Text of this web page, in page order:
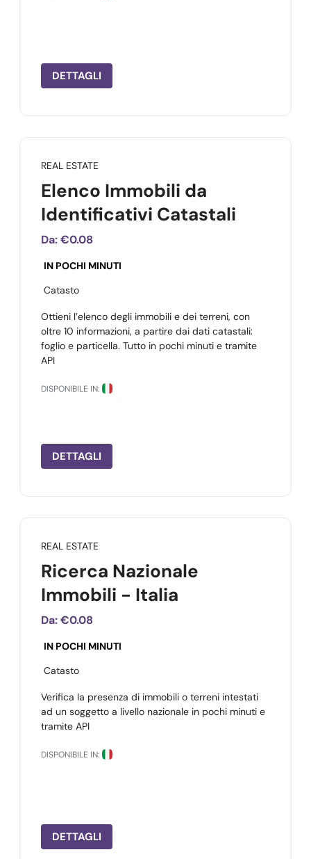
DETTAGLI
REAL ESTATE
Elenco Immobili da
Identificativi Catastali
Da:€0.08
IN POCHI MINUTI
Catasto
Ottieni l’elenco degli immobili e dei terreni, con
oltre 10 informazioni, a partire dai dati catastali:
foglio e particella. Tutto in pochi minuti e tramite
API
DISPONIBILE IN:
DETTAGLI
REAL ESTATE
Ricerca Nazionale
Immobili - Italia
Da:€0.08
IN POCHI MINUTI
Catasto
Verifica la presenza di immobili o terreni intestati
ad un soggetto a livello nazionale in pochi minuti e
tramite API
DISPONIBILE IN:
DETTAGLI